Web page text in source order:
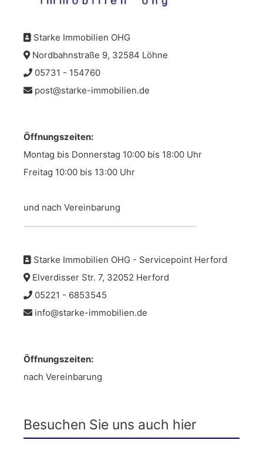
Starke Immobilien OHG
Nordbahnstraße 9, 32584 Löhne
05731 - 154760
post@starke-immobilien.de
Öffnungszeiten:
Montag bis Donnerstag 10:00 bis 18:00 Uhr
Freitag 10:00 bis 13:00 Uhr
und nach Vereinbarung
Starke Immobilien OHG - Servicepoint Herford
Elverdisser Str. 7, 32052 Herford
05221 - 6853545
info@starke-immobilien.de
Öffnungszeiten:
nach Vereinbarung
Besuchen Sie uns auch hier